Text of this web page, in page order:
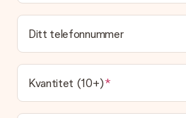
Ditt telefonnummer
Kvantitet (10+)